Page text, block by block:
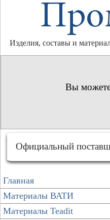
Изделия, составы и
Вы можете
Официальный
Главная
Материалы ВАТИ
Материалы Teadit